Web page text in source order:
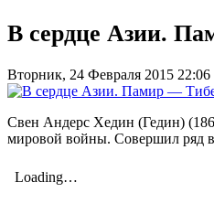
В сердце Азии.
Вторник, 24 Февраля 2015 22:06
Свен Андерс Хедин (Гедин)
мировой войны. Совершил ряд